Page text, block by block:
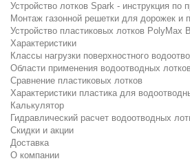
Устройство лотков Spark - инструкция по
Монтаж газонной решетки для дорожек и
Устройство пластиковых лотков PolyMax
Характеристики
Классы нагрузки поверхностного
Области применения водоотводных
Сравнение пластиковых лотков
Характеристики пластика для
Калькулятор
Гидравлический расчет водоотводных
Скидки и акции
Доставка
О компании